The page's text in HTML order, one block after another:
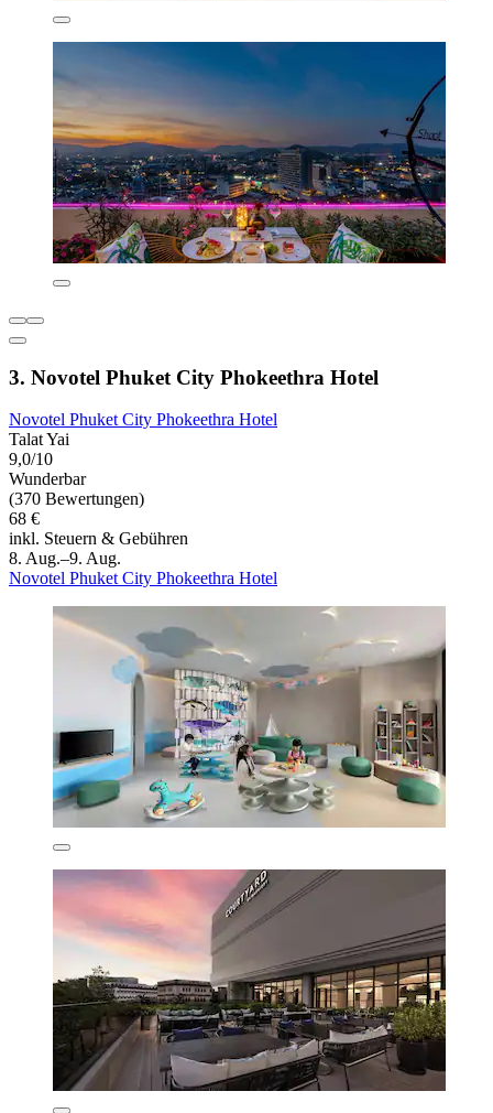
3. Novotel Phuket City Phokeethra Hotel
Novotel Phuket City Phokeethra Hotel
Talat Yai
9,0/10
Wunderbar
(370 Bewertungen)
68 €
inkl. Steuern & Gebühren
8. Aug.–9. Aug.
Novotel Phuket City Phokeethra Hotel